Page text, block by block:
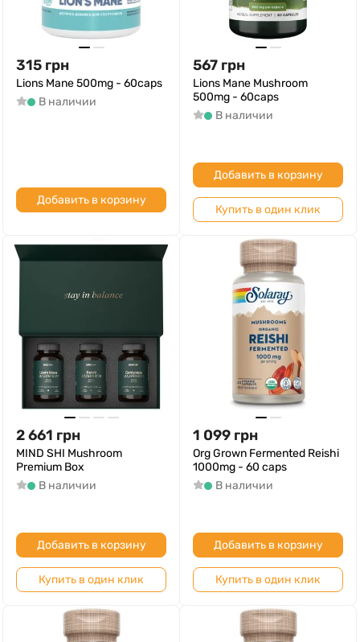
315 грн
Lions Mane 500mg - 60caps
В наличии
Добавить в корзину
567 грн
Lions Mane Mushroom
500mg - 60caps
В наличии
Добавить в корзину
Купить в один клик
2 661 грн
MIND SHI Mushroom
Premium Box
В наличии
Добавить в корзину
Купить в один клик
1 099 грн
Org Grown Fermented Reishi
1000mg - 60 caps
В наличии
Добавить в корзину
Купить в один клик